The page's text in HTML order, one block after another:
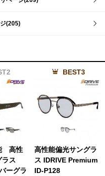
(205)
高性
ラス
ーグラ
BEST3
高性能偏光サングラ
ス IDRIVE Premium
ID-P128